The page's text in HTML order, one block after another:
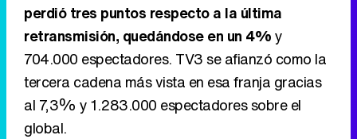
perdió tres puntos respecto a la última
retransmisión, quedándose en un 4%y
704.000 espectadores. TV3 se afianzó como la
tercera cadena más vista en esa franja gracias
al 7,3% y 1.283.000 espectadores sobre el
global.